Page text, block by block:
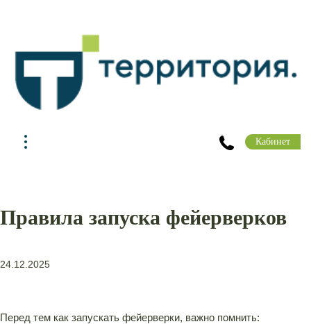
Кабинет
Правила запуска фейерверков
24.12.2025
Перед тем как запускать фейерверки, важно помнить: